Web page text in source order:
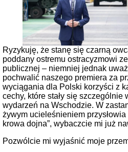
Ryzykuję, że stanę się czarną
poddany ostremu ostracyzmowi
publicznej – niemniej jednak
pochwalić naszego premiera za
wyciągania dla Polski korzyści z
cechy, które stały się szczególnie
wydarzeń na Wschodzie. W
żywym ucieleśnieniem
krowa dojna”, wybaczcie mi już
Pozwólcie mi wyjaśnić moje